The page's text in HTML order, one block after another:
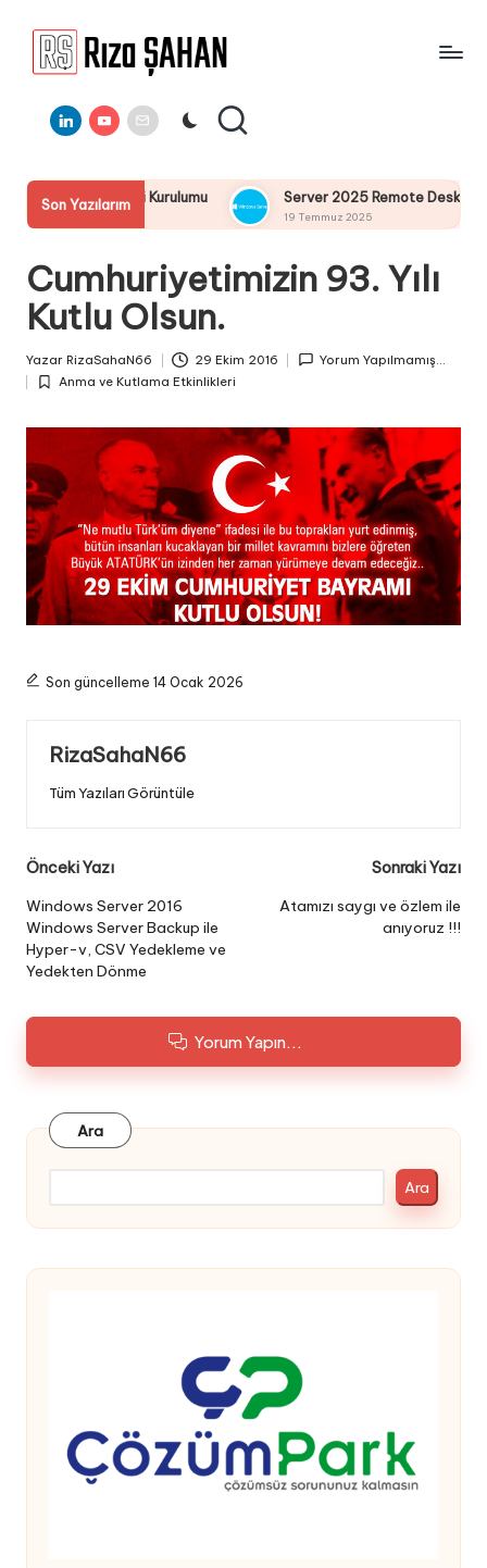
a
Ş
A
H
A
N
Bilgi
Paylaşım
LinkedinYoutube
E-
Mail
Son Yazılarım
Sistemi Kurulumu Server 2025 Remote Desktop
19 Temmuz 2025
Cumhuriyetimizin 93. Yılı
Kutlu Olsun.
by
Yazar RizaSahaN66 29 Ekim 2016 Yorum Yapılmamış...
Posted
Anma ve Kutlama Etkinlikleri
Son güncelleme 14 Ocak 2026
RizaSahaN66
Tüm Yazıları Görüntüle
Post
navigation
Önceki Yazı
Windows Server 2016
Windows Server Backup ile
Hyper-v, CSV Yedekleme ve
Yedekten Dönme
Sonraki Yazı
Atamızı saygı ve özlem ile
anıyoruz !!!
Yorum Yapın...
Ara
Ara